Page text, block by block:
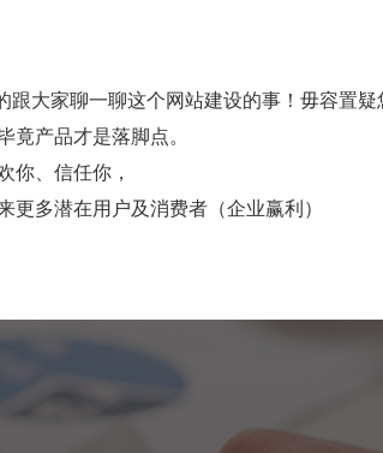
大家聊一聊这个网站建设的事！毋容置疑
竟产品才是落脚点。
你、信任你，
多潜在用户及消费者（企业赢利）